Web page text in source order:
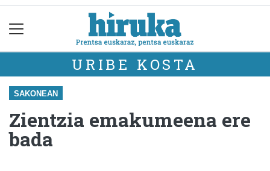
URIBE KOSTA
SAKONEAN
Zientzia emakumeena ere
bada